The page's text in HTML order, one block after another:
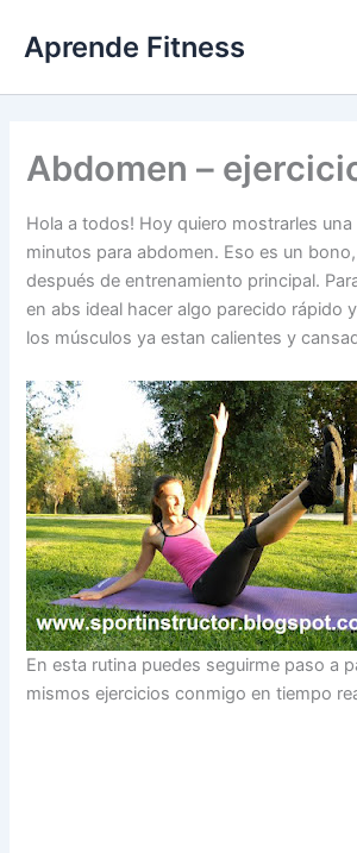
contenido
Aprende Fitness
Abdomen –
Hola a todos! Hoy quiero mostrarles
minutos para abdomen. Eso es un
después de entrenamiento principal.
en abs ideal hacer algo parecido rápido
los músculos ya estan calientes y
En esta rutina puedes seguirme paso a
mismos ejercicios conmigo en tiempo